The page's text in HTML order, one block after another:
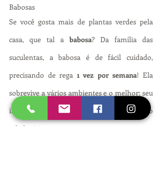
Babosas
Se você gosta mais de plantas verdes pela
casa, que tal a babosa? Da família das
suculentas, a babosa é de fácil cuidado,
precisando de rega 1 vez por semana! Ela
sobrevive a vários ambientes e o melhor: seu
interior pode trazer benefícios para a pele e o
cabelo. Só pontos positivos!